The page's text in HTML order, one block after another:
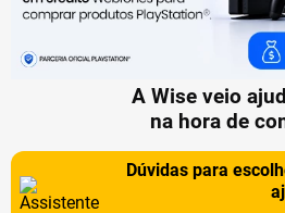
A Wise veio
na hora de
Dúvidas para
4º
ps4
5